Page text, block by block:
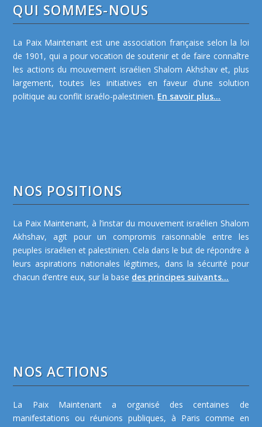
QUI SOMMES-NOUS
La Paix Maintenant est une association française selon la loi
de 1901, qui a pour vocation de soutenir et de faire connaître
les actions du mouvement israélien Shalom Akhshav et, plus
largement, toutes les initiatives en faveur d’une solution
politique au conflit israélo-palestinien. En savoir plus...
NOS POSITIONS
La Paix Maintenant, à l’instar du mouvement israélien Shalom
Akhshav, agit pour un compromis raisonnable entre les
peuples israélien et palestinien. Cela dans le but de répondre à
leurs aspirations nationales légitimes, dans la sécurité pour
chacun d’entre eux, sur la base des principes suivants...
NOS ACTIONS
La Paix Maintenant a organisé des centaines de
manifestations ou réunions publiques, à Paris comme en